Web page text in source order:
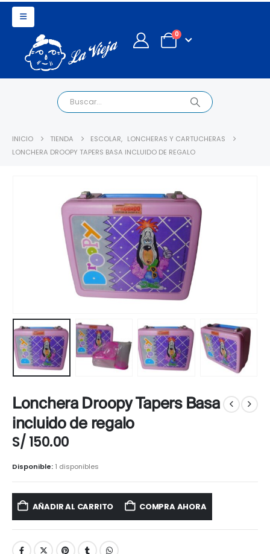
0
INICIO TIENDA ESCOLAR, LONCHERAS Y CARTUCHERAS
LONCHERA DROOPY TAPERS BASA INCLUIDO DE REGALO
Lonchera Droopy Tapers Basa
incluido de regalo
S/ 150.00
Disponible: 1 disponibles
AÑADIR AL CARRITO COMPRA AHORA